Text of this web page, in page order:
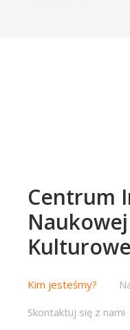
Centrum
Kim jesteśmy?
Skontaktuj się z nami